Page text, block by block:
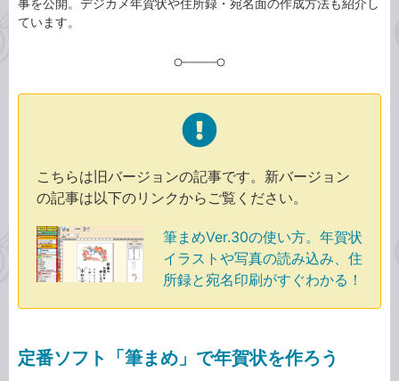
事を公開。デジカメ年賀状や住所録・宛名面の作成方法も紹介し
ています。
こちらは旧バージョンの記事です。新バージョン
の記事は以下のリンクからご覧ください。
筆まめVer.30の使い方。年賀状
イラストや写真の読み込み、住
所録と宛名印刷がすぐわかる！
定番ソフト「筆まめ」で年賀状を作ろう